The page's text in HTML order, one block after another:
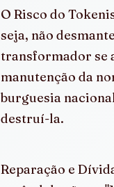
O Risco do
seja, não
transformador se
manutenção da
burguesia
destruí-la.
Reparação e